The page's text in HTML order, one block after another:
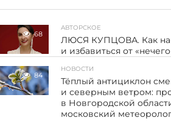
68
АВТОРСКОЕ
ЛЮСЯ КУПЦОВА. Как
и избавиться от
84
НОВОСТИ
Тёплый антициклон
и северным ветром:
в Новгородской
московский